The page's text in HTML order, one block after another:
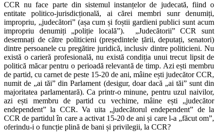
CCR nu face parte din sistemul instanțelor de judecată, fiind o
entitate politico-jurisdicțională, ai cărei membri sunr denumiți,
impropriu, „judecători” (așa cum și foștii gardieni publici sunt acum
impropriu denumiți „poliție locală”). „Judecătorii” CCR sunt
desemnați de către politicieni (președintele țării, deputați, senatori)
dintre persoanele cu pregătire juridică, inclusiv dintre politicieni. Nu
există o carieră profesională, nu există condiția unui trecut lipsit de
politică măcar pentru o perioadă relevantă de timp. Azi ești membru
de partid, cu carnet de peste 15-20 de ani, mâine ești judecător CCR,
numit de „ai tăi” din Parlament (desigur, doar dacă „ai tăi” sunt din
majoritatea parlamentară). Ca printr-o minune, pentru uzul naivilor,
azi ești membru de partid cu vechime, mâine ești „judecător
endependent” la CCR. Va uita „judecătorul endependent” de la
CCR de partidul în care a activat 15-20 de ani și care l-a „făcut om”,
oferindu-i o funcție plină de bani și privilegii, la CCR?